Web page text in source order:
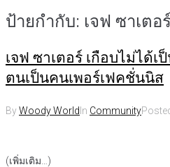
ป้ายกำกับ: เจฟ ซาเตอร์
เจฟ ซาเตอร์ เกือบไม่ได้เ
ตนเป็นคนเพอร์เฟคชั่นนิส
ByWoody WorldIn Community
(เพิ่มเติม…)